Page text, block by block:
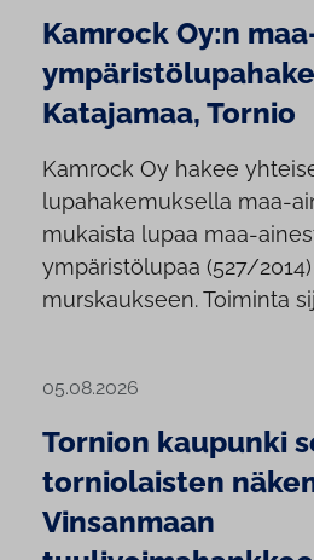
Kamrock Oy:n
Katajamaa, Tornio
Kamrock Oy hakee
lupahakemuksella maa-
mukaista lupaa maa-
ympäristölupaa (527/
murskaukseen. Toiminta
05.08.2026
Tornion kaupunki
torniolaisten
Vinsanmaan